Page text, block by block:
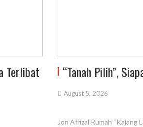
Terlibat “Tanah Pilih”,
August 5, 2026
Jon Afrizal Rumah “Kajang